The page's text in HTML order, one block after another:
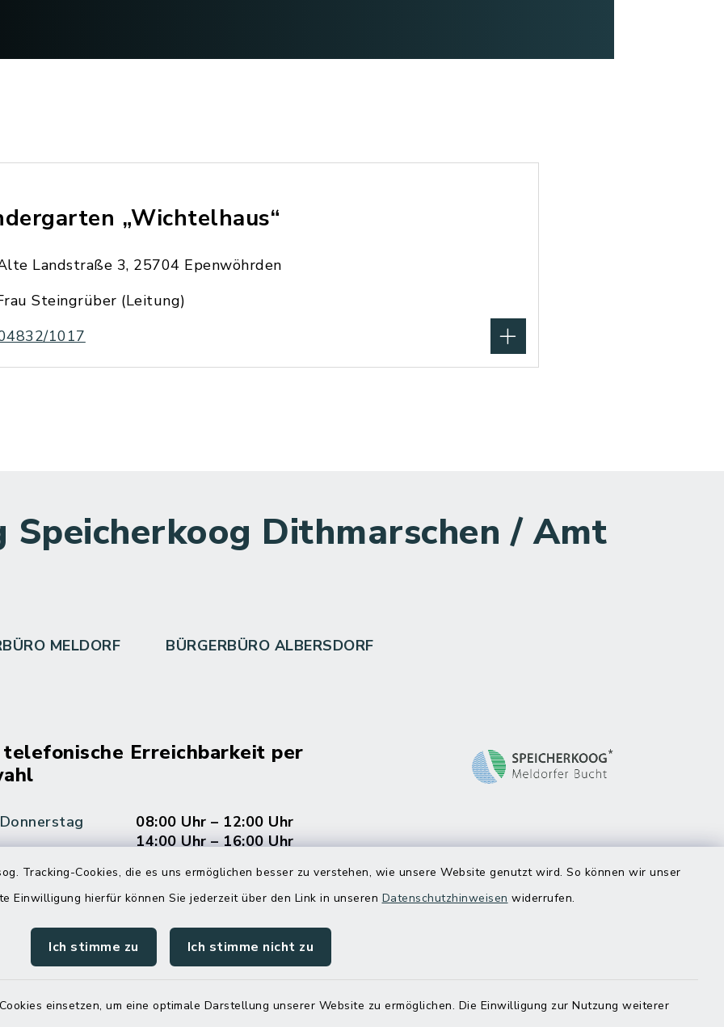
Tracking-Cookies, die es uns ermöglichen besser zu verstehen, wie unsere Website genutzt wird. So können wir unser
Einwilligung hierfür können Sie jederzeit über den Link in unseren Datenschutzhinweisen widerrufen.
Ich stimme zu Ich stimme nicht zu
einsetzen, um eine optimale Darstellung unserer Website zu ermöglichen. Die Einwilligung zur Nutzung weiterer
„Wichtelhaus“
Landstraße 3, 25704 Epenwöhrden
Steingrüber (Leitung)
1017
Dithmarschen / Amt
MELDORF BÜRGERBÜRO ALBERSDORF
Erreichbarkeit per
08:00 Uhr – 12:00 Uhr
14:00 Uhr – 16:00 Uhr
08:00 Uhr – 12:00 Uhr
ein dringendes Anliegen, finden aber online